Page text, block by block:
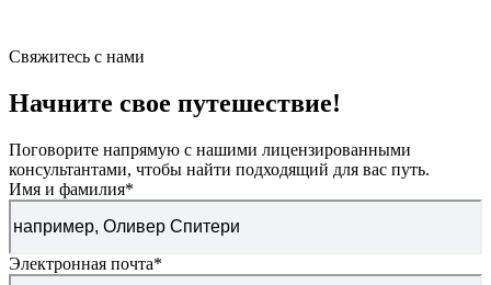
Свяжитесь с нами
Начните свое путешествие!
Поговорите напрямую с нашими лицензированными
консультантами, чтобы найти подходящий для вас путь.
Имя и фамилия*
Электронная почта*